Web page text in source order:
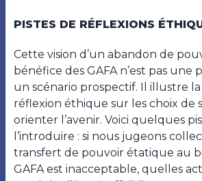
PISTES DE RÉFLEXIONS
Cette vision d’un abandon de
bénéfice des GAFA n’est pas une
un scénario prospectif. Il illustre la
réflexion éthique sur les choix de
orienter l’avenir. Voici quelques
l’introduire : si nous jugeons
transfert de pouvoir étatique au
GAFA est inacceptable, quelles